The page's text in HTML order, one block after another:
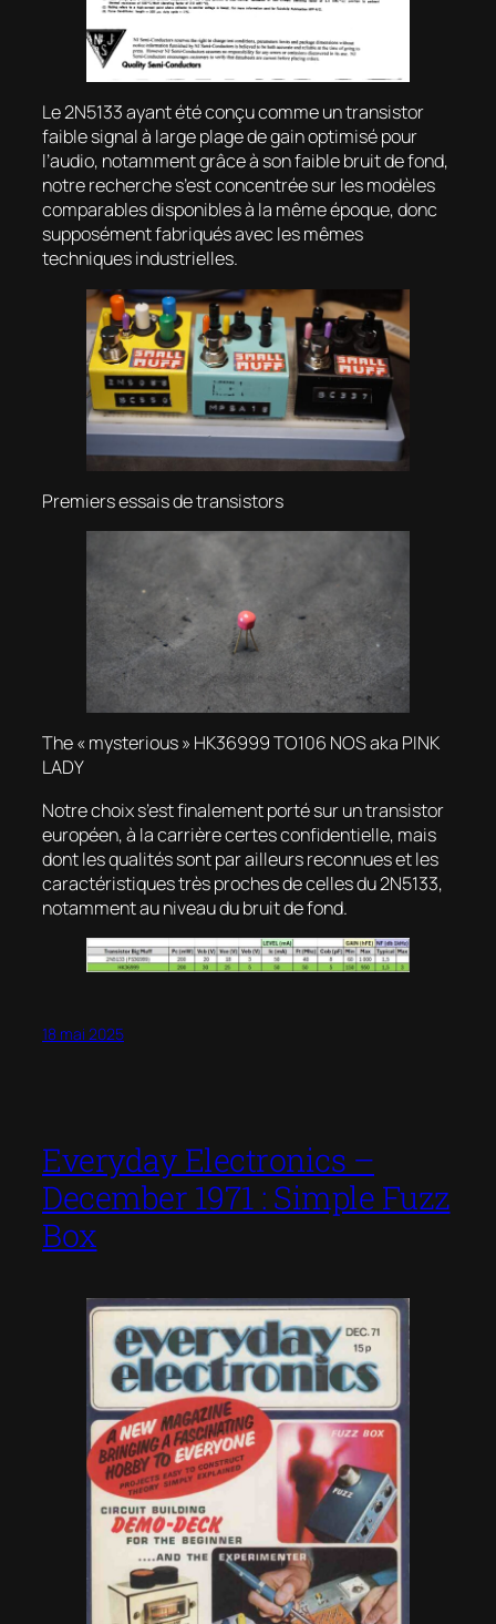
Le 2N5133 ayant été conçu comme un transistor
faible signal à large plage de gain optimisé pour
l’audio, notamment grâce à son faible bruit de fond,
notre recherche s’est concentrée sur les modèles
comparables disponibles à la même époque, donc
supposément fabriqués avec les mêmes
techniques industrielles.
Premiers essais de transistors
The « mysterious » HK36999 TO106 NOS aka PINK
LADY
Notre choix s’est finalement porté sur un transistor
européen, à la carrière certes confidentielle, mais
dont les qualités sont par ailleurs reconnues et les
caractéristiques très proches de celles du 2N5133,
notamment au niveau du bruit de fond.
18 mai 2025
Everyday Electronics –
December 1971 : Simple Fuzz
Box